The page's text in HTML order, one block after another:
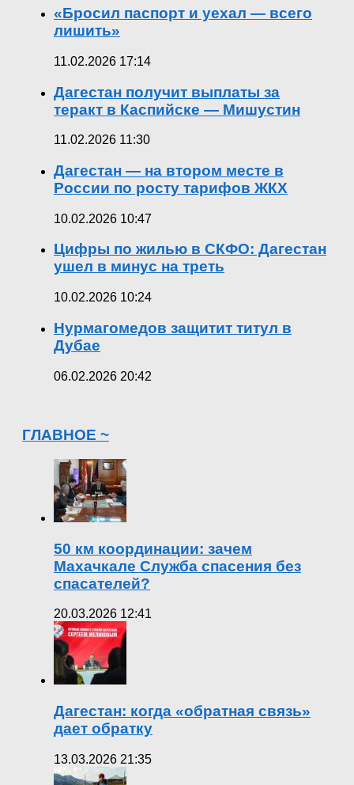
«Бросил паспорт и уехал — всего
лишить»
11.02.2026 17:14
Дагестан получит выплаты за
теракт в Каспийске — Мишустин
11.02.2026 11:30
Дагестан — на втором месте в
России по росту тарифов ЖКХ
10.02.2026 10:47
Цифры по жилью в СКФО: Дагестан
ушел в минус на треть
10.02.2026 10:24
Нурмагомедов защитит титул в
Дубае
06.02.2026 20:42
ГЛАВНОЕ ~
50 км координации: зачем
Махачкале Служба спасения без
спасателей?
20.03.2026 12:41
Дагестан: когда «обратная связь»
дает обратку
13.03.2026 21:35